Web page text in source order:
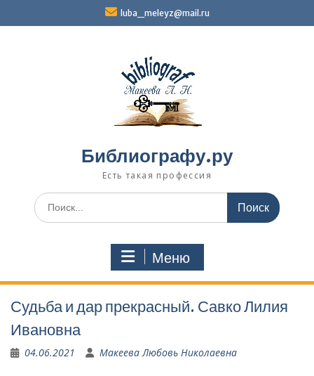
luba_meleyz@mail.ru
Библиографу.ру
Есть такая профессия
Поиск
по:
Меню
Судьба и дар прекрасный. Савко Лилия
Ивановна
04.06.2021 Макеева Любовь Николаевна